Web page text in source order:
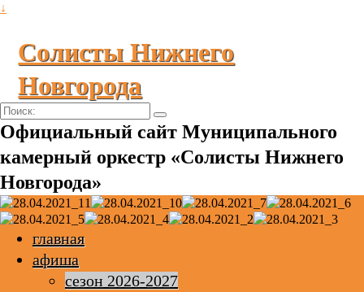
↓
Солисты Нижнего
Новгорода
Поиск:
Официальный сайт Муниципального
камерный оркестр «Солисты Нижнего
Новгорода»
главная
афиша
сезон 2026-2027